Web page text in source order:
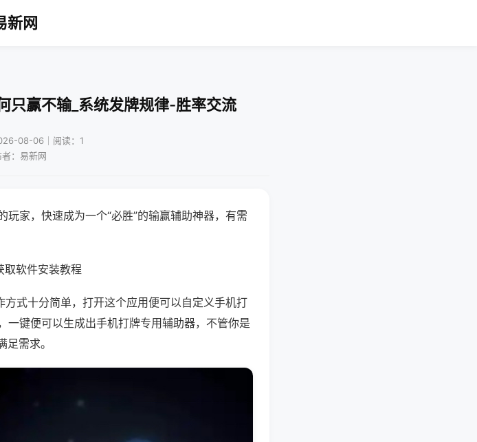
新网
只赢不输_系统发牌规律-胜率交流
08-06｜阅读：1
者：易新网
家，快速成为一个“必胜”的输赢辅助神器，有需
软件安装教程
式十分简单，打开这个应用便可以自定义手机打
一键便可以生成出手机打牌专用辅助器，不管你是
需求。